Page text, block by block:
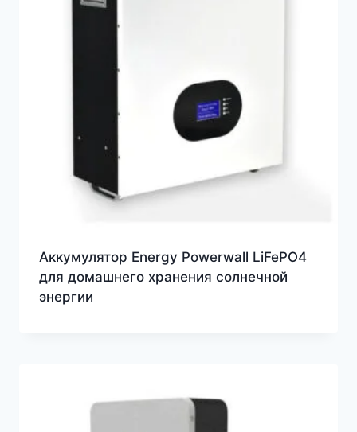
Аккумулятор Energy Powerwall LiFePO4
для домашнего хранения солнечной
энергии